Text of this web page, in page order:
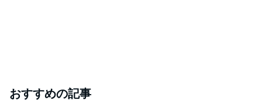
おすすめの記事